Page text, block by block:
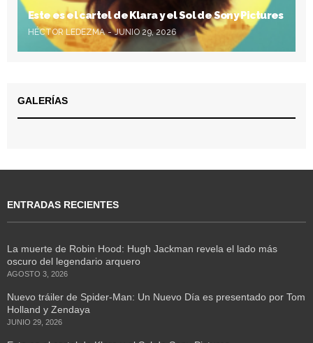
Este es el cartel de Klara y el Sol de Sony Pictures
HÉCTOR LEDEZMA JUNIO 29, 2026
GALERÍAS
ENTRADAS RECIENTES
La muerte de Robin Hood: Hugh Jackman revela el lado más
oscuro del legendario arquero
AGOSTO 3, 2026
Nuevo tráiler de Spider-Man: Un Nuevo Día es presentado por Tom
Holland y Zendaya
JUNIO 29, 2026